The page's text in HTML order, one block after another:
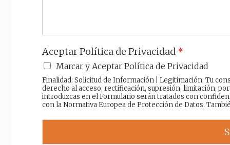
Aceptar Política de Privacidad *
Marcar y Aceptar Política de Privacidad
Finalidad: Solicitud de Información | Legitimación: Tu
derecho al acceso, rectificación, supresión, limitación,
introduzcas en el Formulario serán tratados con
con la Normativa Europea de Protección de Datos.